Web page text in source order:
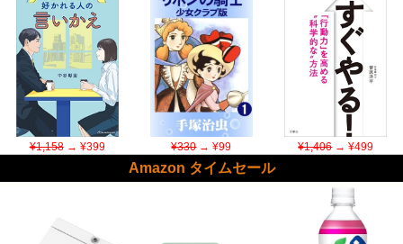
¥1,158→ ¥399 ¥330→ ¥99 ¥1,406→ ¥499
Amazon タイムセール